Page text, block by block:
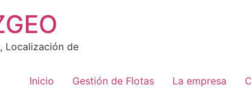
Localización de
Inicio
Gestión de Flotas La empresa